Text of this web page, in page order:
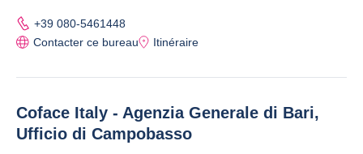
+39 080-5461448
Contacter ce bureau
Itinéraire
Coface Italy - Agenzia Generale di Bari,
Ufficio di Campobasso